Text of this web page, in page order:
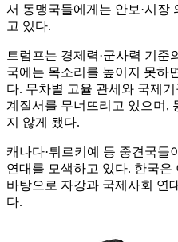
서 동맹국들에게는 안보·시장
고 있다.
트럼프는 경제력·군사력 기준
국에는 목소리를 높이지 못하
다. 무차별 고율 관세와 국제
계질서를 무너뜨리고 있으며,
지 않게 됐다.
캐나다·튀르키예 등 중견국들
연대를 모색하고 있다. 한국
바탕으로 자강과 국제사회 연
다.